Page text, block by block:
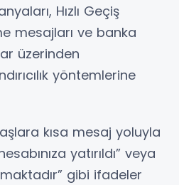
Hızlı Geçiş
mesajları ve banka
üzerinden
yöntemlerine
kısa mesaj yoluyla
yatırıldı” veya
gibi ifadeler